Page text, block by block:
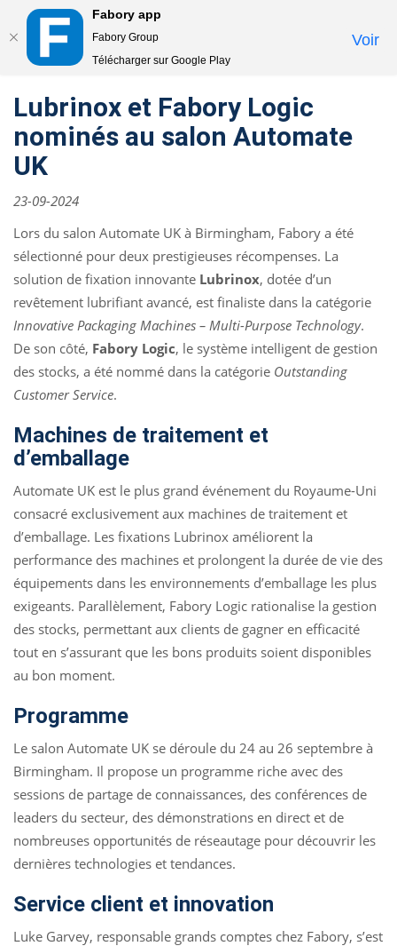
Fabory app
Fabory Group
Télécharger sur Google Play
Voir
Lubrinox et Fabory Logic
nominés au salon Automate
UK
23-09-2024
Lors du salon Automate UK à Birmingham, Fabory a été
sélectionné pour deux prestigieuses récompenses. La
solution de fixation innovante Lubrinox, dotée d’un
revêtement lubrifiant avancé, est finaliste dans la catégorie
Innovative Packaging Machines – Multi-Purpose Technology.
De son côté, Fabory Logic, le système intelligent de gestion
des stocks, a été nommé dans la catégorie Outstanding
Customer Service.
Machines de traitement et
d’emballage
Automate UK est le plus grand événement du Royaume-Uni
consacré exclusivement aux machines de traitement et
d’emballage. Les fixations Lubrinox améliorent la
performance des machines et prolongent la durée de vie des
équipements dans les environnements d’emballage les plus
exigeants. Parallèlement, Fabory Logic rationalise la gestion
des stocks, permettant aux clients de gagner en efficacité
tout en s’assurant que les bons produits soient disponibles
au bon moment.
Programme
Le salon Automate UK se déroule du 24 au 26 septembre à
Birmingham. Il propose un programme riche avec des
sessions de partage de connaissances, des conférences de
leaders du secteur, des démonstrations en direct et de
nombreuses opportunités de réseautage pour découvrir les
dernières technologies et tendances.
Service client et innovation
Luke Garvey, responsable grands comptes chez Fabory, s’est